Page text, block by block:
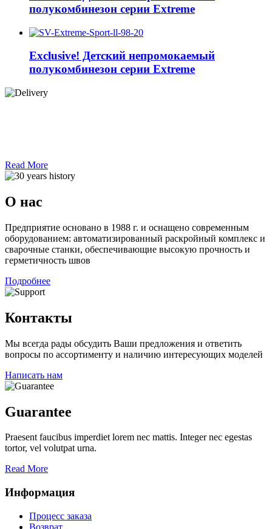
полукомбинезон серии Extreme
Exclusive! Детский непромокаемый
полукомбинезон серии Extreme
Read More
О нас
Предприятие основано в 1988 г. и оснащено современным
оборудованием: автоматизированный раскройный комплекс и
сварочные станки, обеспечивающие высокую прочность и
герметичность швов
Подробнее
Контакты
Мы всегда рады обсудить Ваши предложения и ответить
вопросы по ассортименту и наличию интересующих моделей
Написать нам
Guarantee
Praesent faucibus imperdiet lorem nec mattis. Integer nec egestas
tortor, vel volutpat urna.
Read More
Информация
Процесс заказа
Возврат